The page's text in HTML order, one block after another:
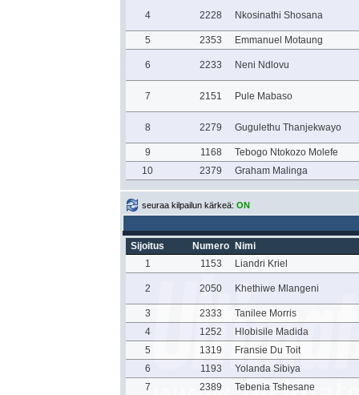
4 2228 Nkosinathi Shosana
5 2353 Emmanuel Motaung
6 2233 Neni Ndlovu
7 2151 Pule Mabaso
8 2279 Gugulethu Thanjekwayo
9 1168
Tebogo Ntokozo Molefe
10
2379 Graham Malinga
seuraa kilpailun kärkeä: ON
Sijoitus Numero
Nimi
1
1153 Liandri Kriel
2 2050 Khethiwe Mlangeni
3 2333
Tanilee Morris
4
1252
Hlobisile Madida
5
1319
Fransie Du Toit
6
1193
Yolanda Sibiya
7
2389
Tebenia Tshesane